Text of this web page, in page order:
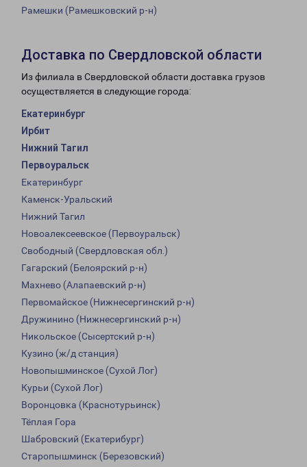
Рамешки (Рамешковский р-н)
Доставка по Свердловской области
Из филиала в Свердловской области доставка грузов
осуществляется в следующие города:
Екатеринбург
Ирбит
Нижний Тагил
Первоуральск
Екатеринбург
Каменск-Уральский
Нижний Тагил
Новоалексеевское (Первоуральск)
Свободный (Свердловская обл.)
Гагарский (Белоярский р-н)
Махнево (Алапаевский р-н)
Первомайское (Нижнесергинский р-н)
Дружинино (Нижнесергинский р-н)
Никольское (Сысертский р-н)
Кузино (ж/д станция)
Новопышминское (Сухой Лог)
Курьи (Сухой Лог)
Воронцовка (Краснотурьинск)
Тёплая Гора
Шабровский (Екатерибург)
Старопышминск (Березовский)